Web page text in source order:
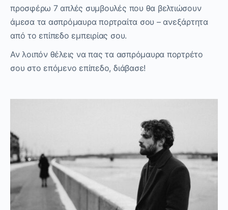
προσφέρω 7 απλές συμβουλές που θα βελτιώσουν
άμεσα τα ασπρόμαυρα πορτραίτα σου – ανεξάρτητα
από το επίπεδο εμπειρίας σου.
Αν λοιπόν θέλεις να πας τα ασπρόμαυρα πορτρέτο
σου στο επόμενο επίπεδο, διάβασε!